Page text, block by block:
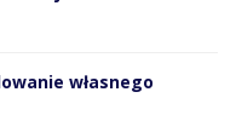
własnego